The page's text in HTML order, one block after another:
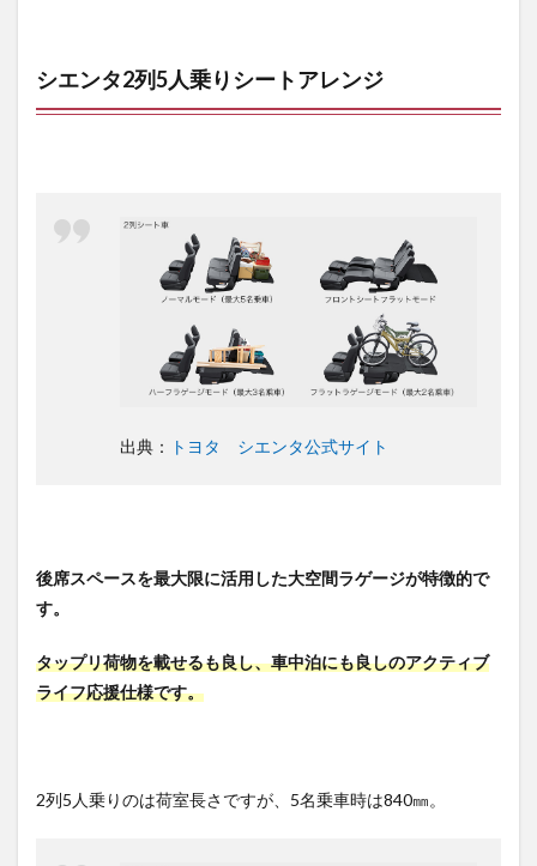
シエンタ2列5人乗りシートアレンジ
出典： トヨタ シエンタ公式サイト
後席スペースを最大限に活用した大空間ラゲージが特徴的で
す。
タップリ荷物を載せるも良し、車中泊にも良しのアクティブ
ライフ応援仕様です。
2列5人乗りのは荷室長さですが、5名乗車時は840㎜。